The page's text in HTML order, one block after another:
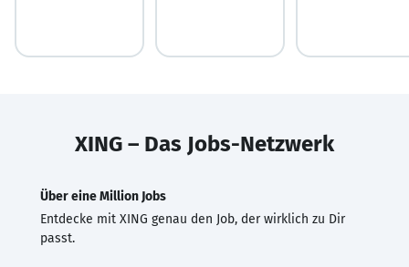
XING – Das Jobs-Netzwerk
Über eine Million Jobs
Entdecke mit XING genau den Job, der wirklich zu Dir
passt.